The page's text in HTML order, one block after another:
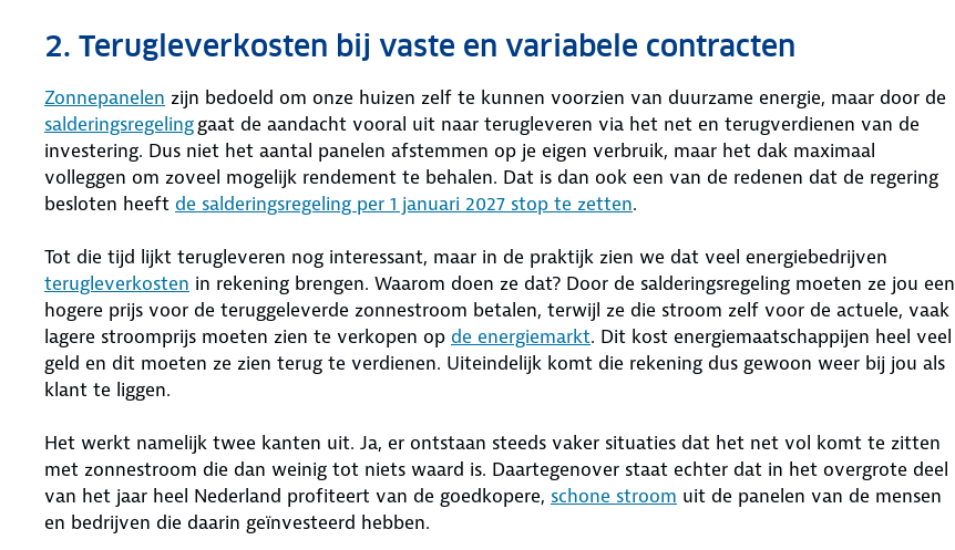
2. Terugleverkosten bij vaste en variabele contracten
Zonnepanelen zijn bedoeld om onze huizen zelf te kunnen voorzien van duurzame energie, maar door de
salderingsregelinggaat de aandacht vooral uit naar terugleveren via het net en terugverdienen van de
investering. Dus niet het aantal panelen afstemmen op je eigen verbruik, maar het dak maximaal
volleggen om zoveel mogelijk rendement te behalen. Dat is dan ook een van de redenen dat de regering
besloten heeft de salderingsregeling per 1 januari 2027 stop te zetten.
Tot die tijd lijkt terugleveren nog interessant, maar in de praktijk zien we dat veel energiebedrijven
terugleverkosten in rekening brengen. Waarom doen ze dat? Door de salderingsregeling moeten ze jou een
hogere prijs voor de teruggeleverde zonnestroom betalen, terwijl ze die stroom zelf voor de actuele, vaak
lagere stroomprijs moeten zien te verkopen op de energiemarkt. Dit kost energiemaatschappijen heel veel
geld en dit moeten ze zien terug te verdienen. Uiteindelijk komt die rekening dus gewoon weer bij jou als
klant te liggen.
Het werkt namelijk twee kanten uit. Ja, er ontstaan steeds vaker situaties dat het net vol komt te zitten
met zonnestroom die dan weinig tot niets waard is. Daartegenover staat echter dat in het overgrote deel
van het jaar heel Nederland profiteert van de goedkopere, schone stroom uit de panelen van de mensen
en bedrijven die daarin geïnvesteerd hebben.